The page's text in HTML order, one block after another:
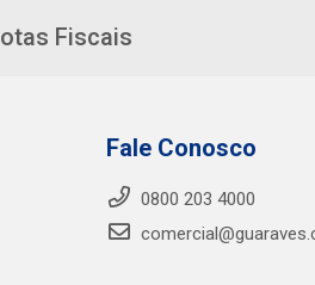
Fiscais
Fale Conosco
0800 203 4000